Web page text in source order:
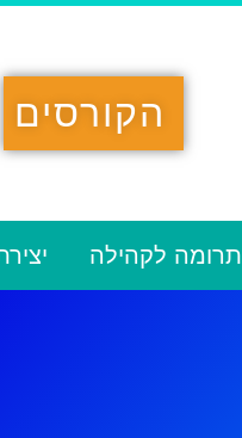
הקורסים
תרומה לקהילה